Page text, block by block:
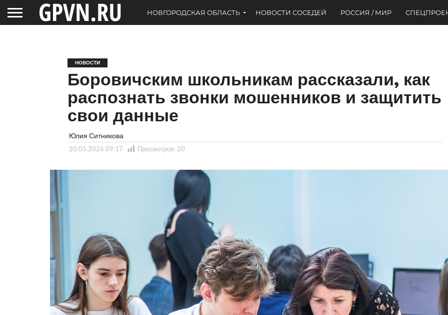
НОВГОРОДСКАЯ ОБЛАСТЬ НОВОСТИ СОСЕДЕЙ РОССИЯ / МИР
НОВОСТИ
Боровичским школьникам рассказали, как
распознать звонки мошенников и защитить
свои данные
Юлия Ситникова
20.05.2026 09:17 Просмотров: 20